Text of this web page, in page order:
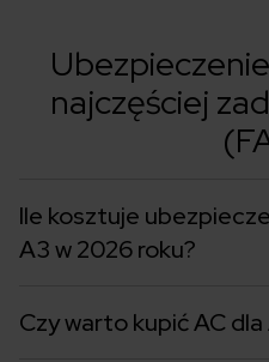
najczęściej
Ile kosztuje
A3 w 2026 roku?
Czy warto kupić AC